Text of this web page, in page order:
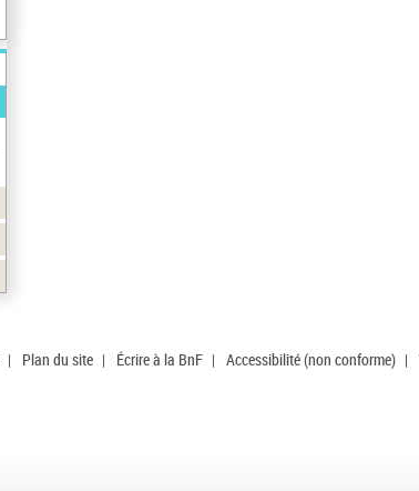
| Plan du site | Écrire à la BnF | Accessibilité (non conforme) |